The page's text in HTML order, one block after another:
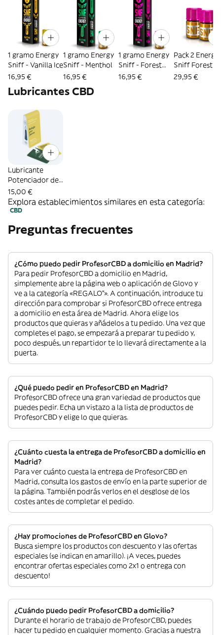
1 gramo Energy
Sniff - Vanilla Ice
16,95 €
1 gramo Energy
Sniff - Menthol
16,95 €
1 gramo Energy
Sniff - Forest
Fruit
16,95 €
Pack 2 Energy
Sniff Forest
Fruit - Aporex
29,95 €
Lubricantes CBD
Lubricante
Potenciador de
Sensaciones con
CBD
15,00 €
Explora establecimientos similares en esta categoría:
CBD
Preguntas frecuentes
¿Cómo puedo pedir ProfesorCBD a domicilio en Madrid?
Para pedir ProfesorCBD a domicilio en Madrid,
simplemente abre la página web o aplicación de Glovo y
ve a la categoría «REGALO”». A continuación, introduce tu
dirección para comprobar si ProfesorCBD ofrece entrega
a domicilio en esta área de Madrid. Ahora elige los
productos que quieras y añádelos a tu pedido. Una vez que
completes el pago, se empezará a preparar tu pedido y,
poco después, un repartidor te lo llevará directamente a la
puerta.
¿Qué puedo pedir en ProfesorCBD en Madrid?
ProfesorCBD ofrece una gran variedad de productos que
puedes pedir. Echa un vistazo a la lista de productos de
ProfesorCBD y elige lo que quieras.
¿Cuánto cuesta la entrega de ProfesorCBD a domicilio en
Madrid?
Para ver cuánto cuesta la entrega de ProfesorCBD en
Madrid, consulta los gastos de envío en la parte superior de
la página. También podrás verlos en el desglose de los
costes antes de completar el pedido.
¿Hay promociones de ProfesorCBD en Glovo?
Busca siempre los productos con descuento y las ofertas
especiales (se indican en amarillo). ¡A veces, puedes
encontrar ofertas especiales como 2x1 o entrega con
descuento!
¿Cuándo puedo pedir ProfesorCBD a domicilio?
Durante el horario de trabajo de ProfesorCBD, puedes
hacer tu pedido en cualquier momento. Gracias a nuestra